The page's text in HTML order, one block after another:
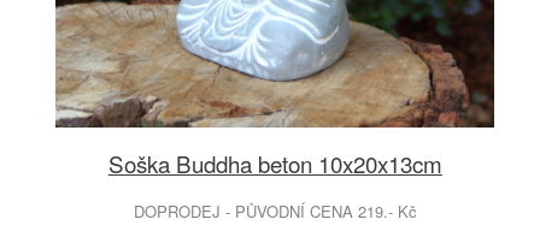
Soška Buddha beton 10x20x13cm
DOPRODEJ - PŮVODNÍ CENA 219.- Kč